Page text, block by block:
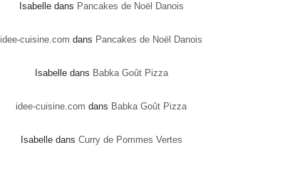
Isabelledans Pancakes de Noël Danois
idee-cuisine.com dans Pancakes de Noël Danois
Isabelledans Babka Goût Pizza
idee-cuisine.com dans Babka Goût Pizza
Isabelledans Curry de Pommes Vertes